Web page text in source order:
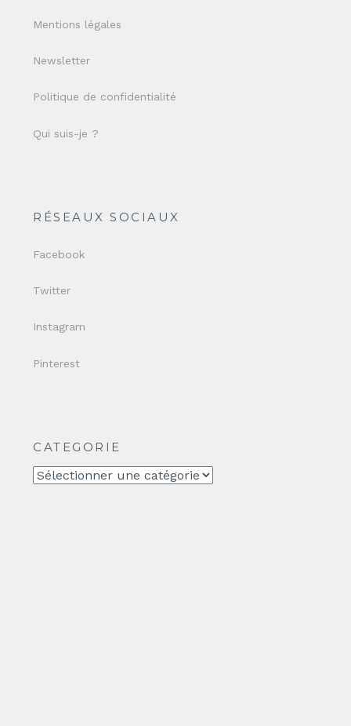
Mentions légales
Newsletter
Politique de confidentialité
Qui suis-je ?
RÉSEAUX SOCIAUX
Facebook
Twitter
Instagram
Pinterest
CATEGORIE
CATEGORIE